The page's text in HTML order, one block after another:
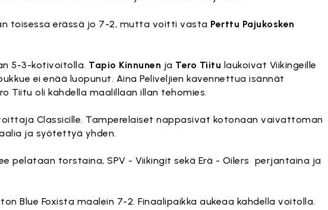
toisessa erässä jo 7-2, mutta voitti vasta Perttu Pajukosken
5-3-kotivoitolla. Tapio Kinnunen ja Tero Tiitu laukoivat Viikingeille
ei enää luopunut. Aina Peliveljien kavennettua isännät
Tiitu oli kahdella maalillaan illan tehomies.
Classicille. Tamperelaiset nappasivat kotonaan vaivattoman
ja syötettyä yhden.
pelataan torstaina, SPV - Viikingit sekä Erä - Oilers perjantaina ja
Blue Foxista maalein 7-2. Finaalipaikka aukeaa kahdella voitolla.